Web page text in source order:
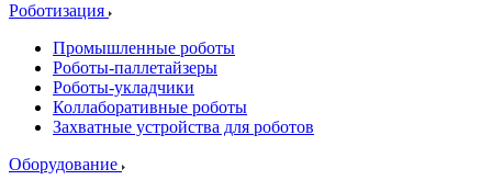
Роботизация
Промышленные роботы
Роботы-паллетайзеры
Роботы-укладчики
Коллаборативные роботы
Захватные устройства для роботов
Оборудование